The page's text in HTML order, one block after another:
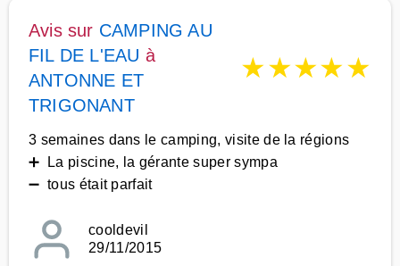
Avis sur CAMPING AU
FIL DE L'EAU à
ANTONNE ET
TRIGONANT
★★★★★
3 semaines dans le camping, visite de la régions
➕ La piscine, la gérante super sympa
➖ tous était parfait
cooldevil
29/11/2015